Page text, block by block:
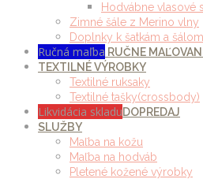
Hodvábne vlasové
Zimné šále z Merino vlny
Doplnky k šatkám a šálom
Ručná maľba RUČNE
TEXTILNÉ VÝROBKY
Textilné ruksaky
Textilné tašky(crossbody)
Likvidácia skladuDOPREDAJ
SLUŽBY
Maľba na kožu
Maľba na hodváb
Pletené kožené výrobky